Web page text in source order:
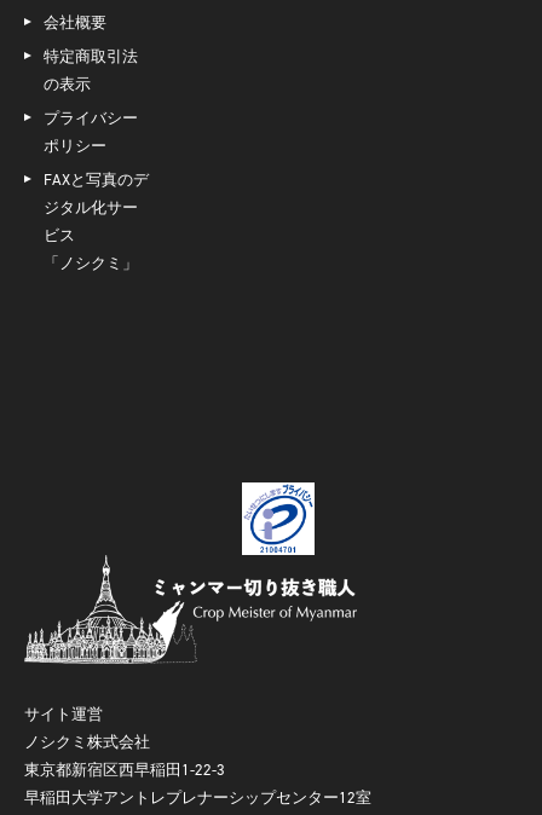
サイト運営
ノシクミ株式会社
東京都新宿区西早稲田1-22-3
早稲田大学アントレプレナーシップセンター12室
会社概要
特定商取引法
の表示
プライバシー
ポリシー
FAXと写真のデ
ジタル化サー
ビス
「ノシクミ」